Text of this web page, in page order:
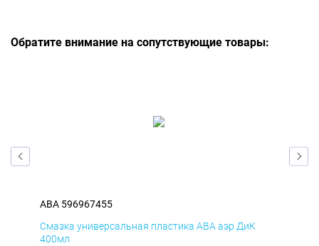
Обратите внимание на сопутствующие товары:
ABA 596967455
Смазка универсальная пластика ABA аэр ДиК
400мл